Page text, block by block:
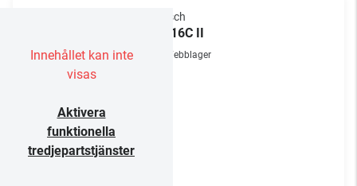
Innehållet kan inte
visas
Aktivera
funktionella
tredjepartstjänster
Klipsch
CS-16C II
Webblager